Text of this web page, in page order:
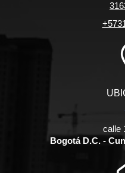
calle
Bogotá D.C. -